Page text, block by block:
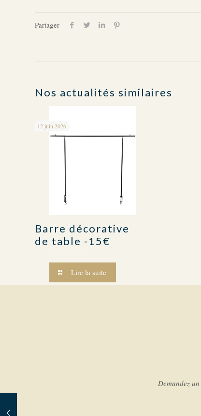
Partager
Nos actualités similaires
12 juin 2026
Barre décorative
de table -15€
Lire la suite
Demandez